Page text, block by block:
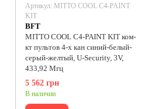
Артикул: MITTO COOL C4-PAINT
KIT
BFT
MITTO COOL C4-PAINT KIT ком-
кт пультов 4-х кан синий-белый-
серый-желтый, U-Security, 3V,
433,92 Мгц
5 562 грн
В наличии